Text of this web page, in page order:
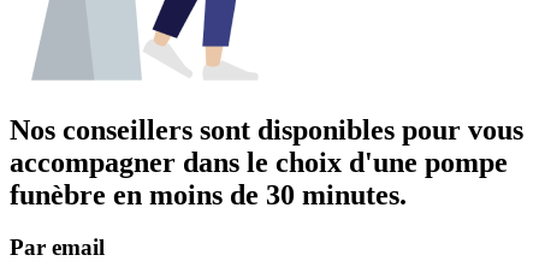
Nos conseillers sont disponibles pour vous
accompagner dans le choix d'une pompe
funèbre en moins de 30 minutes.
Par email